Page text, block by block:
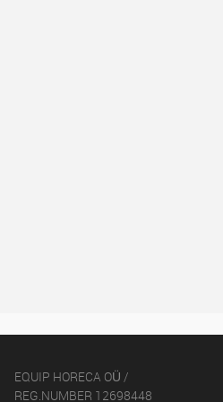
EQUIP HORECA OÜ /
REG.NUMBER 12698448